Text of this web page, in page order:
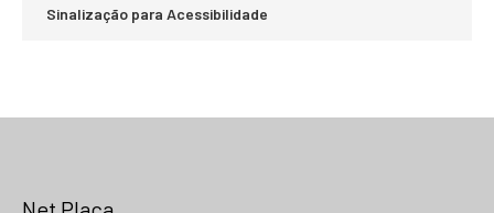
Sinalização para Acessibilidade